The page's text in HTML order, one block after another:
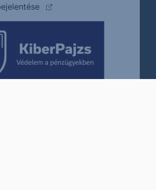
(külső oldalra ugrik)